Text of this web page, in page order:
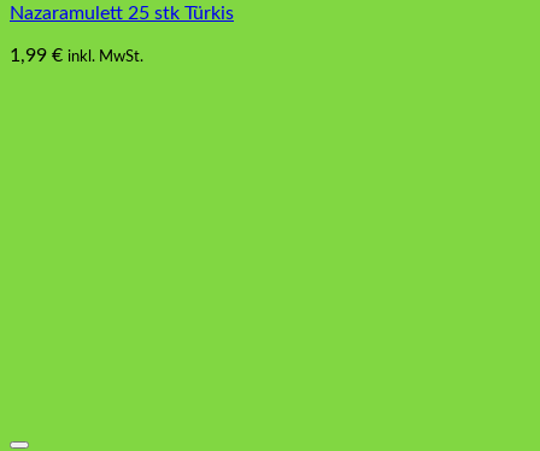
Nazaramulett 25 stk Türkis
1,99 € inkl. MwSt.